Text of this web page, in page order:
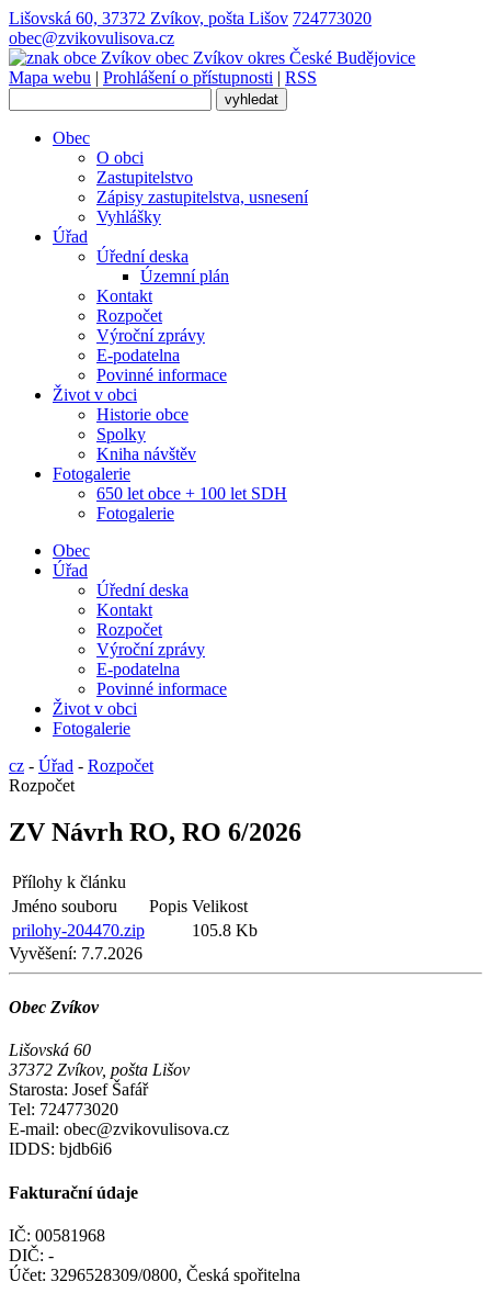
Lišovská 60, 37372 Zvíkov, pošta Lišov 724773020
obec@zvikovulisova.cz
obec Zvíkov okres České Budějovice
Mapa webu | Prohlášení o přístupnosti | RSS
Obec
O obci
Zastupitelstvo
Zápisy zastupitelstva, usnesení
Vyhlášky
Úřad
Úřední deska
Územní plán
Kontakt
Rozpočet
Výroční zprávy
E-podatelna
Povinné informace
Život v obci
Historie obce
Spolky
Kniha návštěv
Fotogalerie
650 let obce + 100 let SDH
Fotogalerie
Obec
Úřad
Úřední deska
Kontakt
Rozpočet
Výroční zprávy
E-podatelna
Povinné informace
Život v obci
Fotogalerie
cz - Úřad - Rozpočet
Rozpočet
ZV Návrh RO, RO 6/2026
Přílohy k článku
Jméno souboru
Popis Velikost
prilohy-204470.zip
105.8 Kb
Vyvěšení: 7.7.2026
Obec Zvíkov
Lišovská 60
37372 Zvíkov, pošta Lišov
Starosta: Josef Šafář
Tel: 724773020
E-mail: obec@zvikovulisova.cz
IDDS: bjdb6i6
Fakturační údaje
IČ: 00581968
DIČ: -
Účet: 3296528309/0800, Česká spořitelna